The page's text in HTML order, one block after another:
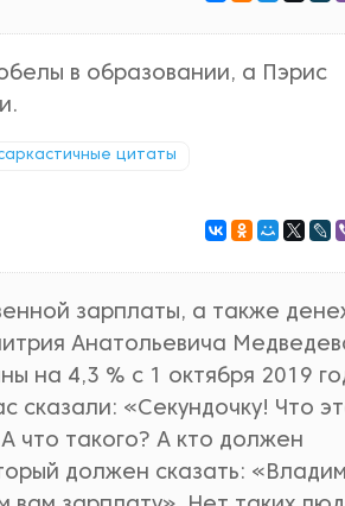
в образовании, а Пэрис
цитаты
зарплаты, а также
Анатольевича
на 4,3 % с 1 октября 2019
сказали: «Секундочку! Что
что такого? А кто должен
должен сказать: